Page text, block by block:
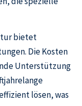
bietet
Die Kosten
Unterstützung
lösen, was